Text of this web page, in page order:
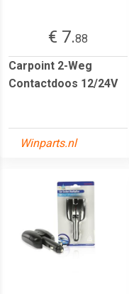
€ 7.88
Carpoint 2-Weg
Contactdoos 12/24V
Winparts.nl